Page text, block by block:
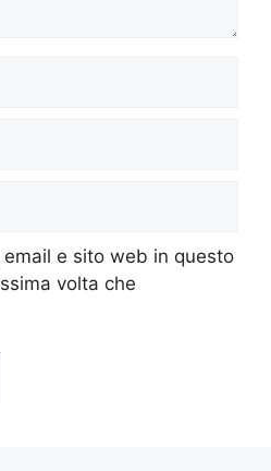
e sito web in questo
volta che